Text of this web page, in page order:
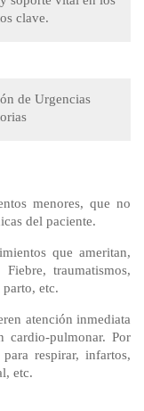
clave.
de Urgencias
menores, que no
del paciente.
que ameritan,
traumatismos,
etc.
atención inmediata
cardio-pulmonar. Por
respirar, infartos,
etc.